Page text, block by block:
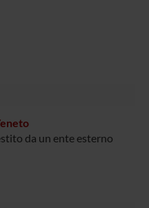
da un ente esterno